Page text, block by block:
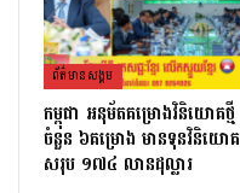
ព័ត៌មាន​សង្គម
កម្ពុជា អនុម័តគម្រោងវិនិយោគថ្មី
ចំនួន ៦គម្រោង មានទុនវិនិយោគ
សរុប ១៧៤ លានដុល្លារ